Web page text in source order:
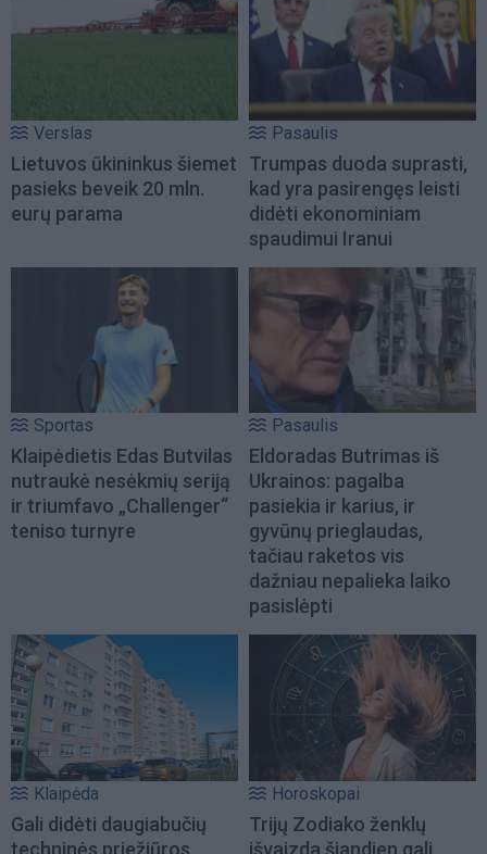
Verslas
Lietuvos ūkininkus šiemet
pasieks beveik 20 mln.
eurų parama
Pasaulis
Trumpas duoda suprasti,
kad yra pasirengęs leisti
didėti ekonominiam
spaudimui Iranui
Sportas
Klaipėdietis Edas Butvilas
nutraukė nesėkmių seriją
ir triumfavo „Challenger“
teniso turnyre
Pasaulis
Eldoradas Butrimas iš
Ukrainos: pagalba
pasiekia ir karius, ir
gyvūnų prieglaudas,
tačiau raketos vis
dažniau nepalieka laiko
pasislėpti
Klaipėda
Gali didėti daugiabučių
techninės priežiūros
Horoskopai
Trijų Zodiako ženklų
išvaizda šiandien gali